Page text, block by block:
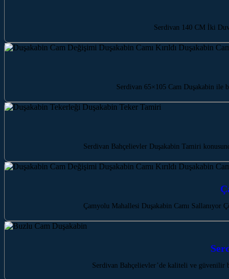
Serdivan 140 CM İki
Serdivan 65×105 Cam Duşakabin ile
Serdivan Bahçelievler Duşakabin Tamiri
Çamyolu Mahallesi Duşakabin Camı Sallanıyor
Serdivan Bahçelievler’de kaliteli ve güvenilir